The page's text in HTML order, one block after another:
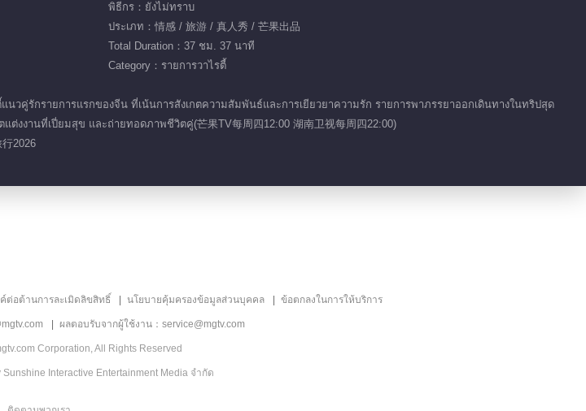
พิธีกร：ยังไม่ทราบ
ประเภท：情感 / 旅游 / 真人秀 / 芒果出品
Total Duration：37 ชม. 37 นาที
Category：รายการวาไรตี้
นวคู่รักรายการแรกของจีน ที่เน้นการสังเกตความสัมพันธ์และการเยียวยาความรัก รายการพาภรรยาออกเดินทางในทริปสุด
งานที่เปี่ยมสุข และถ่ายทอดภาพชีวิตคู่(芒果TV每周四12:00 湖南卫视每周四22:00)
2026
ต่อต้านการละเมิดลิขสิทธิ์ นโยบายคุ้มครองข้อมูลส่วนบุคคล ข้อตกลงในการให้บริการ
ผลตอบรับจากผู้ใช้งาน：service@mgtv.com
Corporation, All Rights Reserved
Interactive Entertainment Media จำกัด